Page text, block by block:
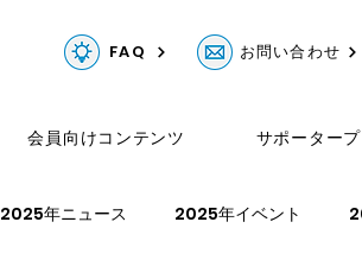
FAQ お問い合わせ
会員向けコンテンツ サポーター
2025年ニュース 2025年イベント